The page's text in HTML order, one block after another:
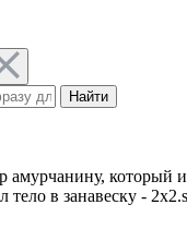
Найти
амурчанину, который
тело в занавеску -